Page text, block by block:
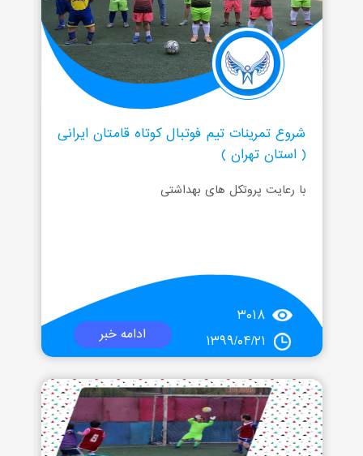
شروع تمرینات تیم فوتبال کوتاه قامتان ایرانی
( استان تهران )
با رعایت پروتکل های بهداشتی
ادامه خبر
۳۰۱۸
۱۳۹۹/۰۴/۲۱